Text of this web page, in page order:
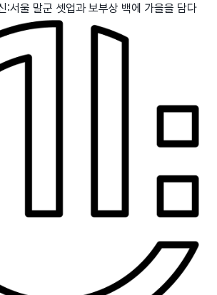
:서울 말군 셋업과 보부상 백에 가을을 담다